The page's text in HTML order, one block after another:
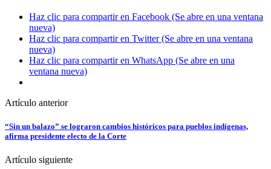
Haz clic para compartir en Facebook (Se abre en una ventana
nueva)
Haz clic para compartir en Twitter (Se abre en una ventana
nueva)
Haz clic para compartir en WhatsApp (Se abre en una
ventana nueva)
Artículo anterior
“Sin un balazo” se lograron cambios históricos para pueblos indígenas,
afirma presidente electo de la Corte
Artículo siguiente